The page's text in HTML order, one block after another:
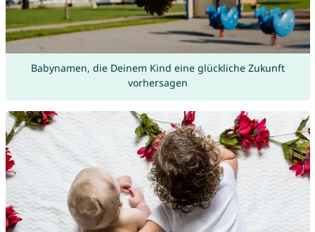
Babynamen, die Deinem Kind eine glückliche Zukunft
vorhersagen